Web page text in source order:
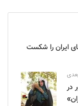
ایران را شکست
در